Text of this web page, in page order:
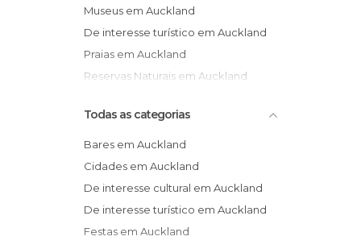
Museus em Auckland
De interesse turístico em Auckland
Praias em Auckland
Reservas Naturais em Auckland
Todas as categorias
Bares em Auckland
Cidades em Auckland
De interesse cultural em Auckland
De interesse turístico em Auckland
Festas em Auckland